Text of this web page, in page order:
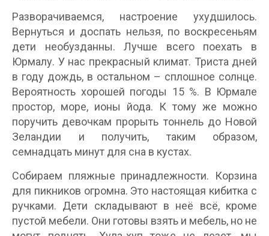
Разворачиваемся, настроение ухудшилось.
Вернуться и доспать нельзя, по воскресеньям
дети необузданны. Лучше всего поехать в
Юрмалу. У нас прекрасный климат. Триста дней
в году дождь, в остальном – сплошное солнце.
Вероятность хорошей погоды 15 %. В Юрмале
простор, море, ионы йода. К тому же можно
поручить девочкам прорыть тоннель до Новой
Зеландии и получить, таким образом,
семнадцать минут для сна в кустах.
Собираем пляжные принадлежности. Корзина
для пикников огромна. Это настоящая кибитка с
ручками. Дети складывают в неё всё, кроме
пустой мебели. Они готовы взять и мебель, но не